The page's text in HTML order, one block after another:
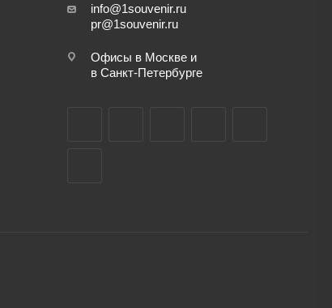
info@1souvenir.ru
pr@1souvenir.ru
Офисы в Москве и
в Санкт-Петербурге